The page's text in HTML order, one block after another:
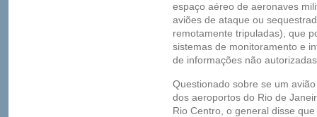
espaço aéreo de aeronaves
aviões de ataque ou
remotamente tripuladas), que
sistemas de monitoramento e
de informações não
Questionado sobre se um
dos aeroportos do Rio de
Rio Centro, o general disse